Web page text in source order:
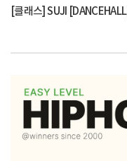
[클래스] SUJI [DANCEHALL]